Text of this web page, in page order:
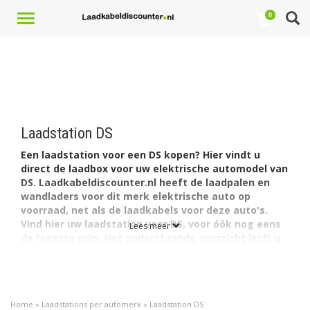
Toggle
0
Laadstation DS
Een laadstation voor een DS kopen? Hier vindt u
direct de laadbox voor uw elektrische automodel van
DS. Laadkabeldiscounter.nl heeft de laadpalen en
wandladers voor dit merk elektrische auto op
voorraad, net als de laadkabels voor deze auto's.
Vind hier uw laadstation voor DS, voor óók nog eens
DS de Crossback E-Tense en de DS N°8.
Lees meer
Home » Laadstations per automerk » Laadstation DS